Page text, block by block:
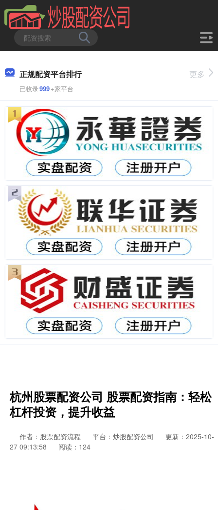
正规配资平台排行
已收录999+家平台
更多
杭州股票配资公司 股票配资指南：轻松
杠杆投资，提升收益
作者：股票配资流程 平台：炒股配资公司
更新：2025-10-
27 09:13:58
阅读：124